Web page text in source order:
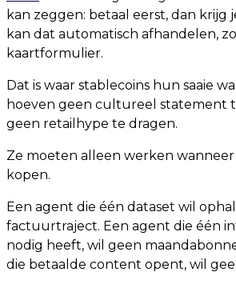
kan zeggen: betaal eerst, dan krijg
kan dat automatisch afhandelen,
kaartformulier.
Dat is waar stablecoins hun saaie
hoeven geen cultureel statement
geen retailhype te dragen.
Ze moeten alleen werken wanneer
kopen.
Een agent die één dataset wil
factuurtraject. Een agent die één
nodig heeft, wil geen
die betaalde content opent, wil